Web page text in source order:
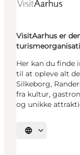
VisitAarhus er
Her kan du finde
til at opleve alt
Silkeborg,
fra kultur,
og unikke
Vælg sprog